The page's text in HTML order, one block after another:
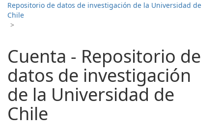
Repositorio de datos de investigación de la Universidad de
Chile
>
Cuenta - Repositorio de
datos de investigación
de la Universidad de
Chile